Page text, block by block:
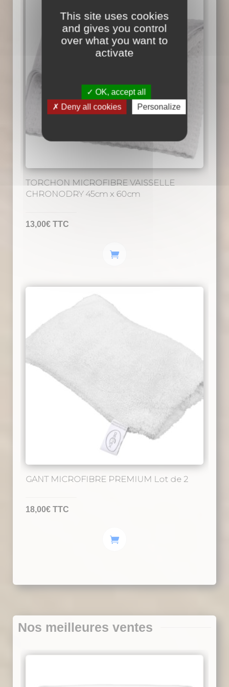
variations.
Les
options
peuvent
sur
la
produit
TORCHON MICROFIBRE VAISSELLE
CHRONODRY 45cm x 60cm
13,00€ TTC
GANT MICROFIBRE PREMIUM Lot de 2
18,00€ TTC
Nos meilleures ventes
This site uses cookies
and gives you control
over what you want to
activate
OK, accept all
Deny all cookies
Personalize